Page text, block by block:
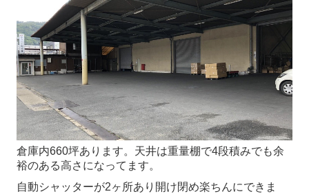
倉庫内660坪あります。天井は重量棚で4段積みでも余
裕のある高さになってます。
自動シャッターが2ヶ所あり開け閉め楽ちんにできま